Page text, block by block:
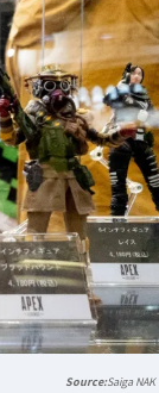
Saiga NAK